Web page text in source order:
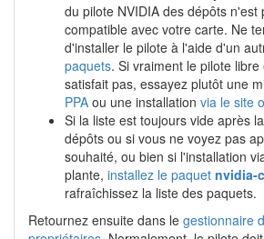
du pilote NVIDIA des dépôts n'est
compatible avec votre carte. Ne
d'installer le pilote à l'aide d'un
paquets. Si vraiment le pilote
satisfait pas, essayez plutôt une
PPA ou une installation via le site
Si la liste est toujours vide après
dépôts ou si vous ne voyez pas
souhaité, ou bien si l'installation
plante, installez le paquet nvidia-
rafraîchissez la liste des paquets.
Retournez ensuite dans le gestionnaire